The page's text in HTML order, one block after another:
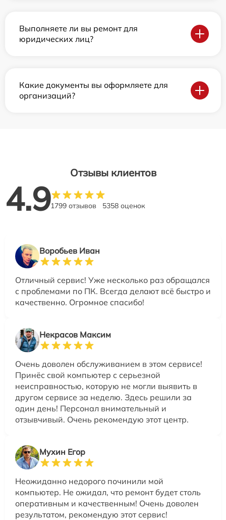
Выполняете ли вы ремонт для
юридических лиц?
Какие документы вы оформляете для
организаций?
Отзывы клиентов
4.91799 отзывов 5358 оценок
Воробьев Иван
Отличный сервис! Уже несколько раз обращался
с проблемами по ПК. Всегда делают всё быстро и
качественно. Огромное спасибо!
Некрасов Максим
Очень доволен обслуживанием в этом сервисе!
Принёс свой компьютер с серьезной
неисправностью, которую не могли выявить в
другом сервисе за неделю. Здесь решили за
один день! Персонал внимательный и
отзывчивый. Очень рекомендую этот центр.
Мухин Егор
Неожиданно недорого починили мой
компьютер. Не ожидал, что ремонт будет столь
оперативным и качественным! Очень доволен
результатом, рекомендую этот сервис!